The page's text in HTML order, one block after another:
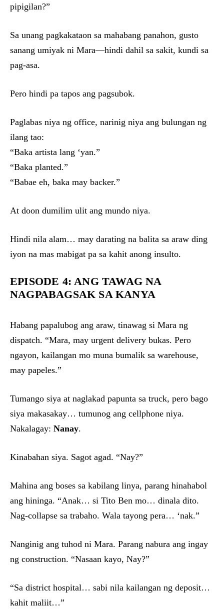
pipigilan?”
Sa unang pagkakataon sa mahabang panahon, gusto
sanang umiyak ni Mara—hindi dahil sa sakit, kundi sa
pag-asa.
Pero hindi pa tapos ang pagsubok.
Paglabas niya ng office, narinig niya ang bulungan ng
ilang tao:
“Baka artista lang ‘yan.”
“Baka planted.”
“Babae eh, baka may backer.”
At doon dumilim ulit ang mundo niya.
Hindi nila alam… may darating na balita sa araw ding
iyon na mas mabigat pa sa kahit anong insulto.
EPISODE 4: ANG TAWAG NA
NAGPABAGSAK SA KANYA
Habang papalubog ang araw, tinawag si Mara ng
dispatch. “Mara, may urgent delivery bukas. Pero
ngayon, kailangan mo muna bumalik sa warehouse,
may papeles.”
Tumango siya at naglakad papunta sa truck, pero bago
siya makasakay… tumunog ang cellphone niya.
Nakalagay: Nanay.
Kinabahan siya. Sagot agad. “Nay?”
Mahina ang boses sa kabilang linya, parang hinahabol
ang hininga. “Anak… si Tito Ben mo… dinala dito.
Nag-collapse sa trabaho. Wala tayong pera… ‘nak.”
Nanginig ang tuhod ni Mara. Parang nabura ang ingay
ng construction. “Nasaan kayo, Nay?”
“Sa district hospital… sabi nila kailangan ng deposit…
kahit maliit…”